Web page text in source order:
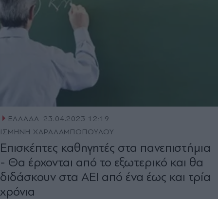
ΕΛΛΑΔΑ 23.04.2023 12:19
ΙΣΜΗΝΗ ΧΑΡΑΛΑΜΠΟΠΟΥΛΟΥ
Επισκέπτες καθηγητές στα πανεπιστήμια
- Θα έρχονται από το εξωτερικό και θα
διδάσκουν στα ΑΕΙ από ένα έως και τρία
χρόνια